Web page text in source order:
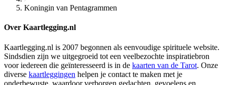
Koningin van Pentagrammen
Over Kaartlegging.nl
Kaartlegging.nl is 2007 begonnen als eenvoudige spirituele website.
Sindsdien zijn we uitgegroeid tot een veelbezochte inspiratiebron
voor iedereen die geïnteresseerd is in de kaarten van de Tarot. Onze
diverse kaartleggingen helpen je contact te maken met je
onderbewuste, waardoor verborgen gedachten, gevoelens en